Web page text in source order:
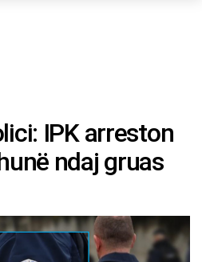
IPK arreston
ndaj gruas